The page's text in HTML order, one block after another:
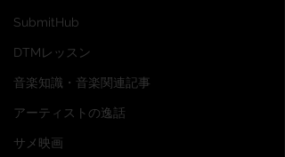
SubmitHub
DTMレッスン
音楽知識・音楽関連記事
アーティストの逸話
サメ映画